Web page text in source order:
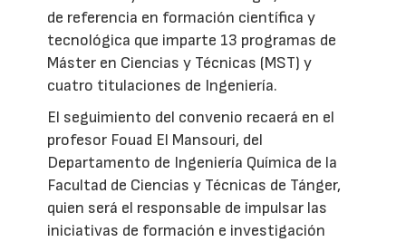
de referencia en formación científica y
tecnológica que imparte 13 programas de
Máster en Ciencias y Técnicas (MST) y
cuatro titulaciones de Ingeniería.
El seguimiento del convenio recaerá en el
profesor Fouad El Mansouri, del
Departamento de Ingeniería Química de la
Facultad de Ciencias y Técnicas de Tánger,
quien será el responsable de impulsar las
iniciativas de formación e investigación